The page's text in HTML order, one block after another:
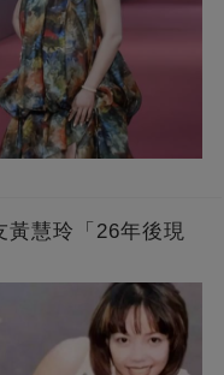
黃慧玲「26年後現